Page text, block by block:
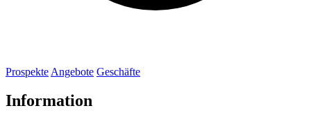
Prospekte Angebote Geschäfte
Information